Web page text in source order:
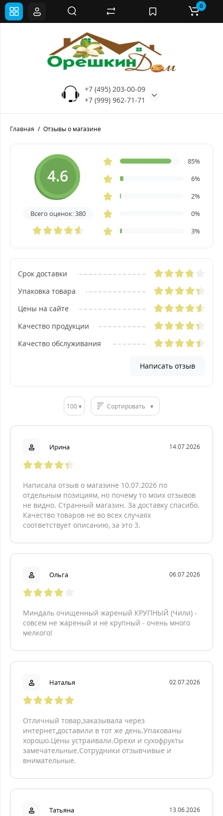
+7 (495) 203-00-09
+7 (999) 962-71-71
0
Главная Отзывы о магазине
4.6
Всего оценок: 380
85%
6%
2%
0%
3%
Cрок доставки
Упаковка товара
Цены на сайте
Качество продукции
Качество обслуживания
Написать отзыв
100 Сортировать
Ирина 14.07.2026
Написала отзыв о магазине 10.07.2026 по
отдельным позициям, но почему то моих отзывов
не видно. Странный магазин. За доставку спасибо.
Качество товаров не во всех случаях
соответствует описанию, за это 3.
Ольга 06.07.2026
Миндаль очищенный жареный КРУПНЫЙ (Чили) -
совсем не жареный и не крупный - очень много
мелкого!
Наталья 02.07.2026
Отличный товар,заказывала через
интернет,доставили в тот же день.Упакованы
хорошо.Цены устраивали.Орехи и сухофрукты
замечательные.Сотрудники отзывчивые и
внимательные.
Татьяна 13.06.2026